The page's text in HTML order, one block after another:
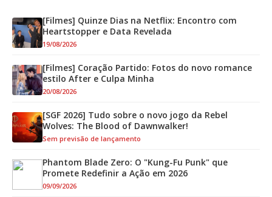
[Filmes] Quinze Dias na Netflix: Encontro com
Heartstopper e Data Revelada
19/08/2026
[Filmes] Coração Partido: Fotos do novo romance
estilo After e Culpa Minha
20/08/2026
[SGF 2026] Tudo sobre o novo jogo da Rebel
Wolves: The Blood of Dawnwalker!
Sem previsão de lançamento
Phantom Blade Zero: O "Kung-Fu Punk" que
Promete Redefinir a Ação em 2026
09/09/2026